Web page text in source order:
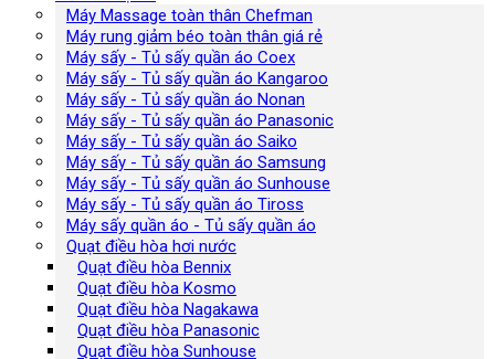
Máy Massage toàn thân Chefman
Máy rung giảm béo toàn thân giá rẻ
Máy sấy - Tủ sấy quần áo Coex
Máy sấy - Tủ sấy quần áo Kangaroo
Máy sấy - Tủ sấy quần áo Nonan
Máy sấy - Tủ sấy quần áo Panasonic
Máy sấy - Tủ sấy quần áo Saiko
Máy sấy - Tủ sấy quần áo Samsung
Máy sấy - Tủ sấy quần áo Sunhouse
Máy sấy - Tủ sấy quần áo Tiross
Máy sấy quần áo - Tủ sấy quần áo
Quạt điều hòa hơi nước
Quạt điều hòa Bennix
Quạt điều hòa Kosmo
Quạt điều hòa Nagakawa
Quạt điều hòa Panasonic
Quạt điều hòa Sunhouse